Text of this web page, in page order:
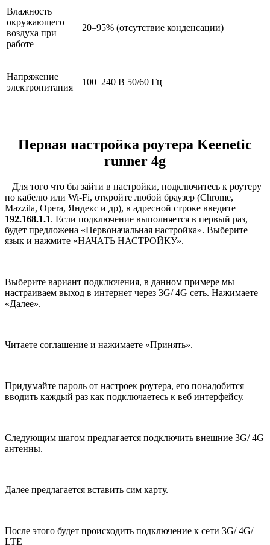
Влажность
окружающего
воздуха при
работе
20–95% (отсутствие конденсации)
Напряжение
электропитания
100–240 В 50/60 Гц
Первая настройка роутера Keenetic
runner 4g
Для того что бы зайти в настройки, подключитесь к роутеру
по кабелю или Wi-Fi, откройте любой браузер (Chrome,
Mazzila, Opera, Яндекс и др), в адресной строке введите
192.168.1.1. Если подключение выполняется в первый раз,
будет предложена «Первоначальная настройка». Выберите
язык и нажмите «НАЧАТЬ НАСТРОЙКУ».
Выберите вариант подключения, в данном примере мы
настраиваем выход в интернет через 3G/ 4G сеть. Нажимаете
«Далее».
Читаете соглашение и нажимаете «Принять».
Придумайте пароль от настроек роутера, его понадобится
вводить каждый раз как подключаетесь к веб интерфейсу.
Следующим шагом предлагается подключить внешние 3G/ 4G
антенны.
Далее предлагается вставить сим карту.
После этого будет происходить подключение к сети 3G/ 4G/
LTE